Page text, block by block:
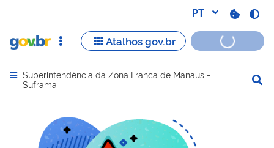
Abrir menu principal de navegação
Superintendência da Zona Franca de Manaus -
Suframa